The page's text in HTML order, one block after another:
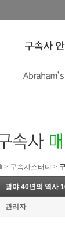
> 구속사스터디 >
광야 40년의 역사
관리자